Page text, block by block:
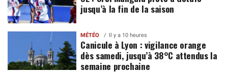
jusqu’à la fin de la saison
MÉTÉO Il y a 10 heures
Canicule à Lyon : vigilance orange
dès samedi, jusqu’à 38°C attendus la
semaine prochaine